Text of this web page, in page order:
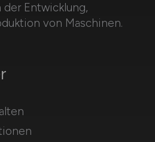
Entwicklung,
von Maschinen.